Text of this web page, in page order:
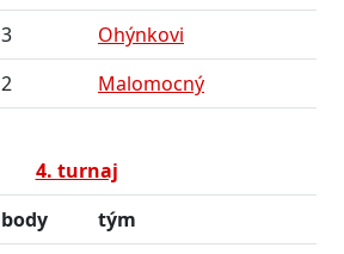
3
Ohýnkovi
2 Malomocný
4. turnaj
body
tým